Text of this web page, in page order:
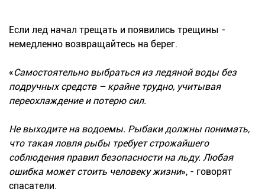
Если лед начал трещать и появились трещины -
немедленно возвращайтесь на берег.
«Самостоятельно выбраться из ледяной воды без
подручных средств – крайне трудно, учитывая
переохлаждение и потерю сил.
Не выходите на водоемы. Рыбаки должны понимать,
что такая ловля рыбы требует строжайшего
соблюдения правил безопасности на льду. Любая
ошибка может стоить человеку жизни», - говорят
спасатели.